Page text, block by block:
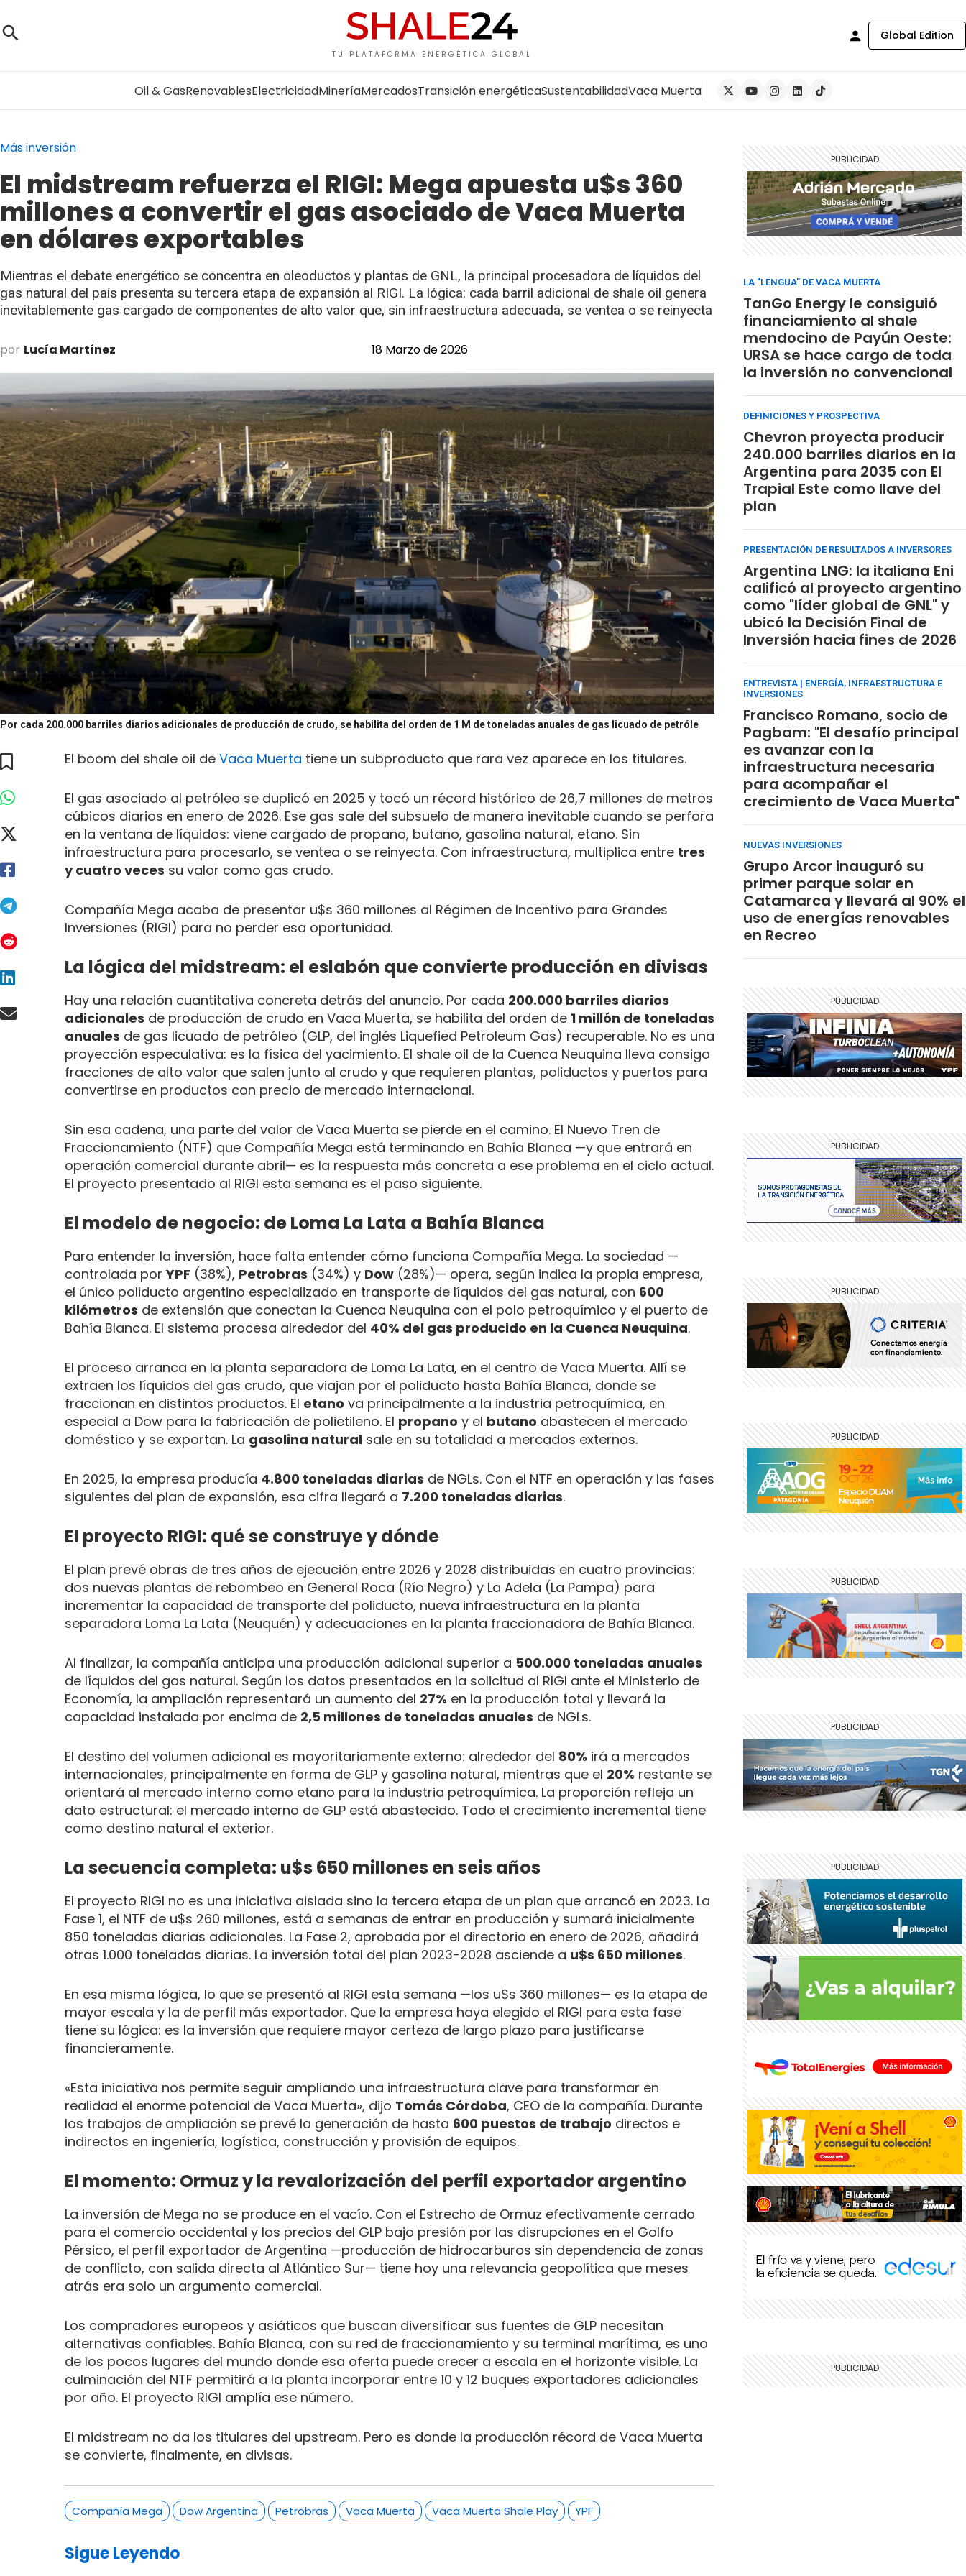
TU PLATAFORMA ENERGÉTICA GLOBAL
Global Edition
Oil & GasRenovablesElectricidadMineríaMercadosTransición energéticaSustentabilidadVaca Muerta
Más inversión
El midstream refuerza el RIGI: Mega apuesta u$s 360
millones a convertir el gas asociado de Vaca Muerta
en dólares exportables
Mientras el debate energético se concentra en oleoductos y plantas de GNL, la principal procesadora de líquidos del
gas natural del país presenta su tercera etapa de expansión al RIGI. La lógica: cada barril adicional de shale oil genera
inevitablemente gas cargado de componentes de alto valor que, sin infraestructura adecuada, se ventea o se reinyecta
por Lucía Martínez 18 Marzo de 2026
Por cada 200.000 barriles diarios adicionales de producción de crudo, se habilita del orden de 1 M de toneladas anuales de gas licuado de petróle
El boom del shale oil de Vaca Muerta tiene un subproducto que rara vez aparece en los titulares.
El gas asociado al petróleo se duplicó en 2025 y tocó un récord histórico de 26,7 millones de metros
cúbicos diarios en enero de 2026. Ese gas sale del subsuelo de manera inevitable cuando se perfora
en la ventana de líquidos: viene cargado de propano, butano, gasolina natural, etano. Sin
infraestructura para procesarlo, se ventea o se reinyecta. Con infraestructura, multiplica entre tres
y cuatro veces su valor como gas crudo.
Compañía Mega acaba de presentar u$s 360 millones al Régimen de Incentivo para Grandes
Inversiones (RIGI) para no perder esa oportunidad.
La lógica del midstream: el eslabón que convierte producción en divisas
Hay una relación cuantitativa concreta detrás del anuncio. Por cada 200.000 barriles diarios
adicionales de producción de crudo en Vaca Muerta, se habilita del orden de 1 millón de toneladas
anuales de gas licuado de petróleo (GLP, del inglés Liquefied Petroleum Gas) recuperable. No es una
proyección especulativa: es la física del yacimiento. El shale oil de la Cuenca Neuquina lleva consigo
fracciones de alto valor que salen junto al crudo y que requieren plantas, poliductos y puertos para
convertirse en productos con precio de mercado internacional.
Sin esa cadena, una parte del valor de Vaca Muerta se pierde en el camino. El Nuevo Tren de
Fraccionamiento (NTF) que Compañía Mega está terminando en Bahía Blanca —y que entrará en
operación comercial durante abril— es la respuesta más concreta a ese problema en el ciclo actual.
El proyecto presentado al RIGI esta semana es el paso siguiente.
El modelo de negocio: de Loma La Lata a Bahía Blanca
Para entender la inversión, hace falta entender cómo funciona Compañía Mega. La sociedad —
controlada porYPF (38%), Petrobras (34%) y Dow (28%)— opera, según indica la propia empresa,
el único poliducto argentino especializado en transporte de líquidos del gas natural, con 600
kilómetros de extensión que conectan la Cuenca Neuquina con el polo petroquímico y el puerto de
Bahía Blanca. El sistema procesa alrededor del 40% del gas producido en la Cuenca Neuquina.
El proceso arranca en la planta separadora de Loma La Lata, en el centro de Vaca Muerta. Allí se
extraen los líquidos del gas crudo, que viajan por el poliducto hasta Bahía Blanca, donde se
fraccionan en distintos productos. El etano va principalmente a la industria petroquímica, en
especial a Dow para la fabricación de polietileno. El propano y el butano abastecen el mercado
doméstico y se exportan. La gasolina natural sale en su totalidad a mercados externos.
En 2025, la empresa producía 4.800 toneladas diarias de NGLs. Con el NTF en operación y las fases
siguientes del plan de expansión, esa cifra llegará a 7.200 toneladas diarias.
El proyecto RIGI: qué se construye y dónde
El plan prevé obras de tres años de ejecución entre 2026 y 2028 distribuidas en cuatro provincias:
dos nuevas plantas de rebombeo en General Roca (Río Negro) y La Adela (La Pampa) para
incrementar la capacidad de transporte del poliducto, nueva infraestructura en la planta
separadora Loma La Lata (Neuquén) y adecuaciones en la planta fraccionadora de Bahía Blanca.
Al finalizar, la compañía anticipa una producción adicional superior a 500.000 toneladas anuales
de líquidos del gas natural. Según los datos presentados en la solicitud al RIGI ante el Ministerio de
Economía, la ampliación representará un aumento del 27% en la producción total y llevará la
capacidad instalada por encima de 2,5 millones de toneladas anuales de NGLs.
El destino del volumen adicional es mayoritariamente externo: alrededor del 80% irá a mercados
internacionales, principalmente en forma de GLP y gasolina natural, mientras que el 20% restante se
orientará al mercado interno como etano para la industria petroquímica. La proporción refleja un
dato estructural: el mercado interno de GLP está abastecido. Todo el crecimiento incremental tiene
como destino natural el exterior.
La secuencia completa: u$s 650 millones en seis años
El proyecto RIGI no es una iniciativa aislada sino la tercera etapa de un plan que arrancó en 2023. La
Fase 1, el NTF de u$s 260 millones, está a semanas de entrar en producción y sumará inicialmente
850 toneladas diarias adicionales. La Fase 2, aprobada por el directorio en enero de 2026, añadirá
otras 1.000 toneladas diarias. La inversión total del plan 2023-2028 asciende a u$s 650 millones.
En esa misma lógica, lo que se presentó al RIGI esta semana —los u$s 360 millones— es la etapa de
mayor escala y la de perfil más exportador. Que la empresa haya elegido el RIGI para esta fase
tiene su lógica: es la inversión que requiere mayor certeza de largo plazo para justificarse
financieramente.
«Esta iniciativa nos permite seguir ampliando una infraestructura clave para transformar en
realidad el enorme potencial de Vaca Muerta», dijo Tomás Córdoba, CEO de la compañía. Durante
los trabajos de ampliación se prevé la generación de hasta 600 puestos de trabajo directos e
indirectos en ingeniería, logística, construcción y provisión de equipos.
El momento: Ormuz y la revalorización del perfil exportador argentino
La inversión de Mega no se produce en el vacío. Con el Estrecho de Ormuz efectivamente cerrado
para el comercio occidental y los precios del GLP bajo presión por las disrupciones en el Golfo
Pérsico, el perfil exportador de Argentina —producción de hidrocarburos sin dependencia de zonas
de conflicto, con salida directa al Atlántico Sur— tiene hoy una relevancia geopolítica que meses
atrás era solo un argumento comercial.
Los compradores europeos y asiáticos que buscan diversificar sus fuentes de GLP necesitan
alternativas confiables. Bahía Blanca, con su red de fraccionamiento y su terminal marítima, es uno
de los pocos lugares del mundo donde esa oferta puede crecer a escala en el horizonte visible. La
culminación del NTF permitirá a la planta incorporar entre 10 y 12 buques exportadores adicionales
por año. El proyecto RIGI amplía ese número.
El midstream no da los titulares del upstream. Pero es donde la producción récord de Vaca Muerta
se convierte, finalmente, en divisas.
Compañía Mega Dow Argentina Petrobras Vaca Muerta Vaca Muerta Shale Play YPF
Sigue Leyendo
LA "LENGUA" DE VACA MUERTA
TanGo Energy le consiguió
financiamiento al shale
mendocino de Payún Oeste:
URSA se hace cargo de toda
la inversión no convencional
DEFINICIONES Y PROSPECTIVA
Chevron proyecta producir
240.000 barriles diarios en la
Argentina para 2035 con El
Trapial Este como llave del
plan
PRESENTACIÓN DE RESULTADOS A INVERSORES
Argentina LNG: la italiana Eni
calificó al proyecto argentino
como "líder global de GNL" y
ubicó la Decisión Final de
Inversión hacia fines de 2026
ENTREVISTA | ENERGÍA, INFRAESTRUCTURA E
INVERSIONES
Francisco Romano, socio de
Pagbam: "El desafío principal
es avanzar con la
infraestructura necesaria
para acompañar el
crecimiento de Vaca Muerta"
NUEVAS INVERSIONES
Grupo Arcor inauguró su
primer parque solar en
Catamarca y llevará al 90% el
uso de energías renovables
en Recreo